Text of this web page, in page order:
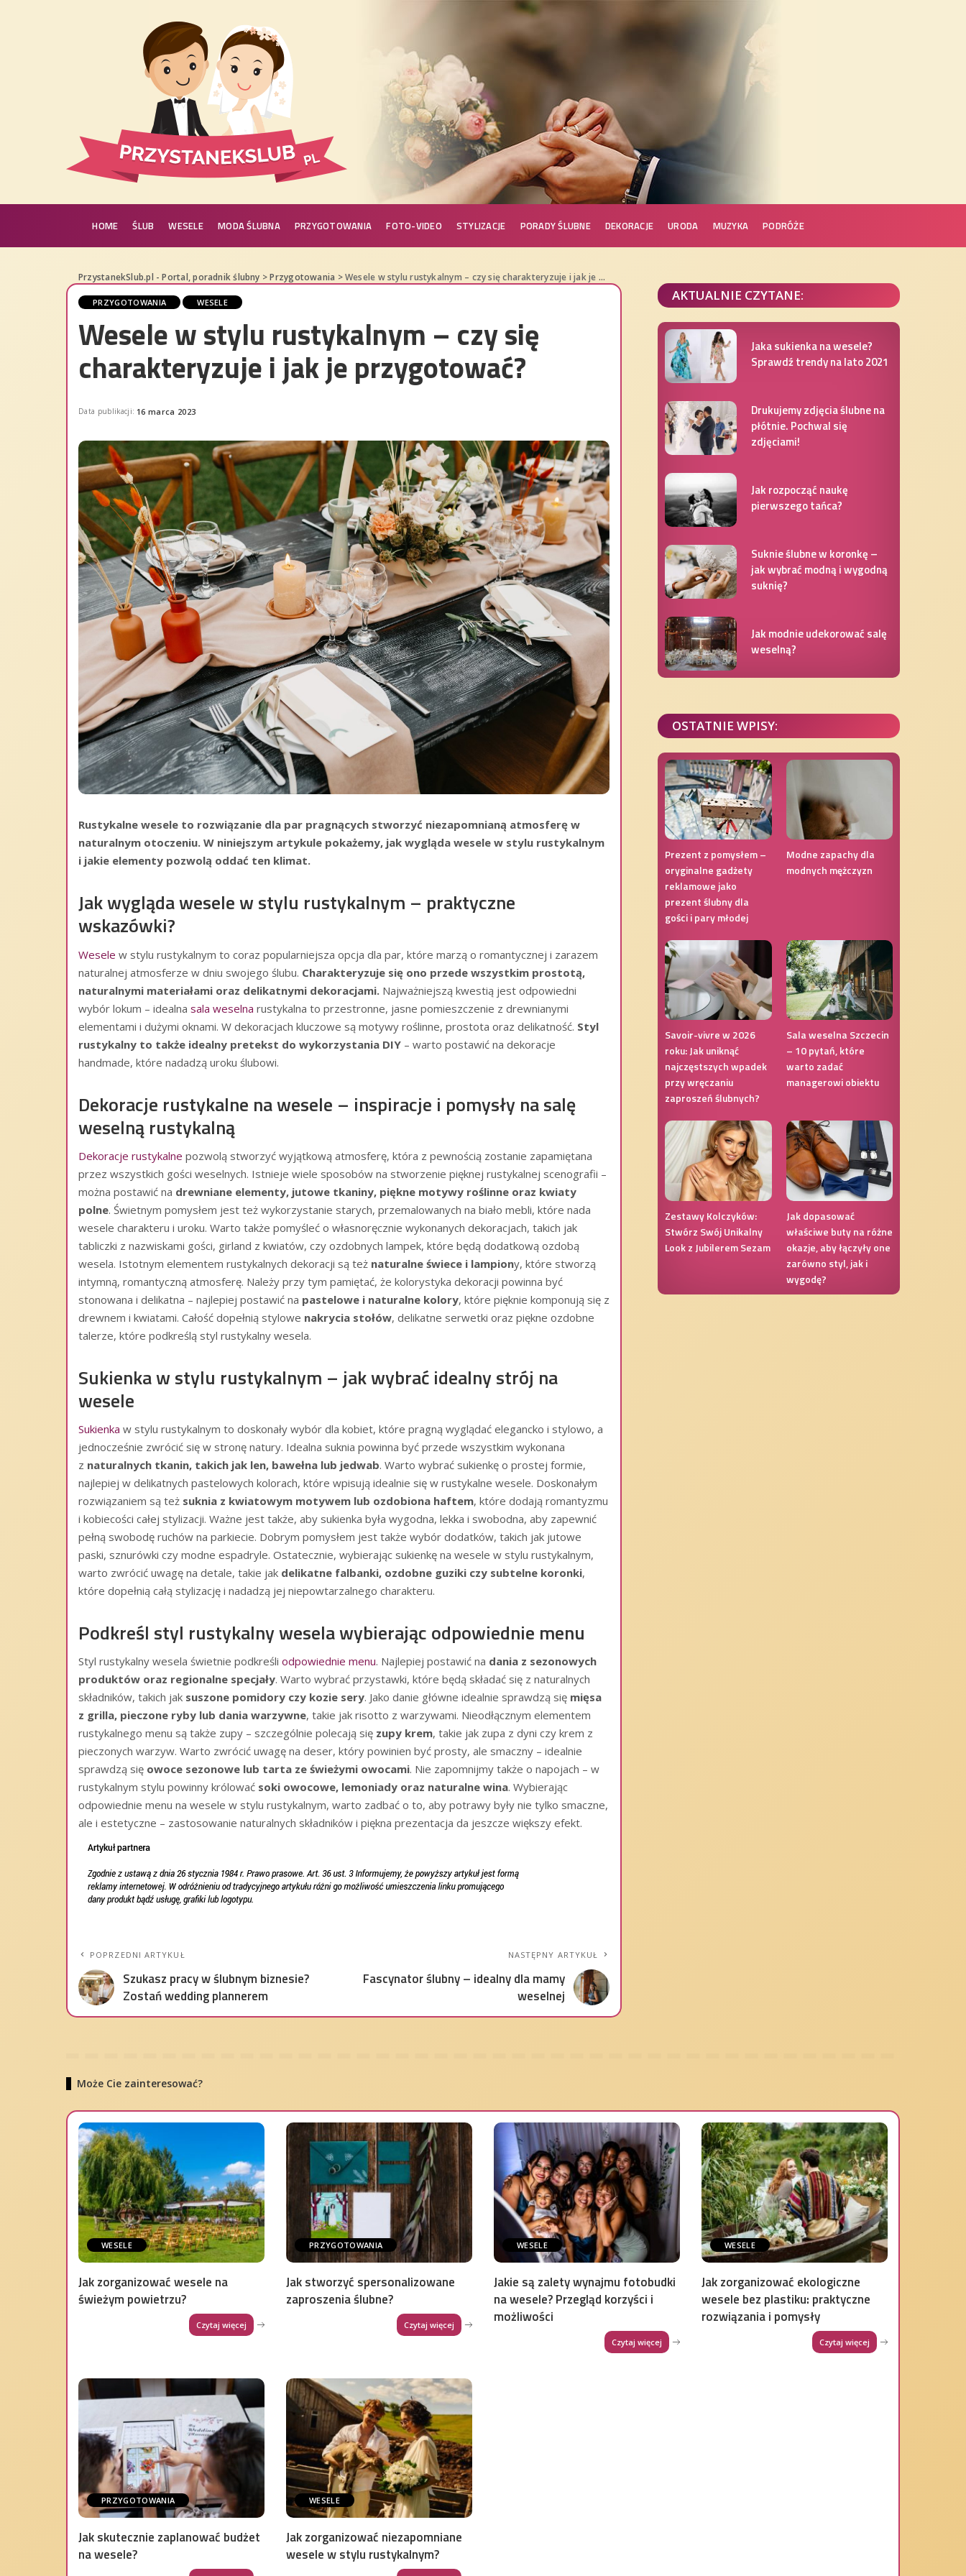
HOME ŚLUB WESELE MODA ŚLUBNA PRZYGOTOWANIA FOTO-VIDEO STYLIZACJE PORADY ŚLUBNE DEKORACJE URODA MUZYKA PODRÓŻE
PrzystanekSlub.pl - Portal, poradnik ślubny >Przygotowania >Wesele w stylu rustykalnym – czy się charakteryzuje i jak je przygotować?
PRZYGOTOWANIA WESELE
Wesele w stylu rustykalnym – czy się
charakteryzuje i jak je przygotować?
Data publikacji: 16 marca 2023
Rustykalne wesele to rozwiązanie dla par pragnących stworzyć niezapomnianą atmosferę w
naturalnym otoczeniu. W niniejszym artykule pokażemy, jak wygląda wesele w stylu rustykalnym
i jakie elementy pozwolą oddać ten klimat.
Jak wygląda wesele w stylu rustykalnym – praktyczne
wskazówki?
Wesele w stylu rustykalnym to coraz popularniejsza opcja dla par, które marzą o romantycznej i zarazem
naturalnej atmosferze w dniu swojego ślubu. Charakteryzuje się ono przede wszystkim prostotą,
naturalnymi materiałami oraz delikatnymi dekoracjami. Najważniejszą kwestią jest odpowiedni
wybór lokum – idealna sala weselna rustykalna to przestronne, jasne pomieszczenie z drewnianymi
elementami i dużymi oknami. W dekoracjach kluczowe są motywy roślinne, prostota oraz delikatność. Styl
rustykalny to także idealny pretekst do wykorzystania DIY – warto postawić na dekoracje
handmade, które nadadzą uroku ślubowi.
Dekoracje rustykalne na wesele – inspiracje i pomysły na salę
weselną rustykalną
Dekoracje rustykalne pozwolą stworzyć wyjątkową atmosferę, która z pewnością zostanie zapamiętana
przez wszystkich gości weselnych. Istnieje wiele sposobów na stworzenie pięknej rustykalnej scenografii –
można postawić na drewniane elementy, jutowe tkaniny, piękne motywy roślinne oraz kwiaty
polne. Świetnym pomysłem jest też wykorzystanie starych, przemalowanych na biało mebli, które nada
wesele charakteru i uroku. Warto także pomyśleć o własnoręcznie wykonanych dekoracjach, takich jak
tabliczki z nazwiskami gości, girland z kwiatów, czy ozdobnych lampek, które będą dodatkową ozdobą
wesela. Istotnym elementem rustykalnych dekoracji są też naturalne świece i lampiony, które stworzą
intymną, romantyczną atmosferę. Należy przy tym pamiętać, że kolorystyka dekoracji powinna być
stonowana i delikatna – najlepiej postawić na pastelowe i naturalne kolory, które pięknie komponują się z
drewnem i kwiatami. Całość dopełnią stylowe nakrycia stołów, delikatne serwetki oraz piękne ozdobne
talerze, które podkreślą styl rustykalny wesela.
Sukienka w stylu rustykalnym – jak wybrać idealny strój na
wesele
Sukienka w stylu rustykalnym to doskonały wybór dla kobiet, które pragną wyglądać elegancko i stylowo, a
jednocześnie zwrócić się w stronę natury. Idealna suknia powinna być przede wszystkim wykonana
z naturalnych tkanin, takich jak len, bawełna lub jedwab. Warto wybrać sukienkę o prostej formie,
najlepiej w delikatnych pastelowych kolorach, które wpisują idealnie się w rustykalne wesele. Doskonałym
rozwiązaniem są też suknia z kwiatowym motywem lub ozdobiona haftem, które dodają romantyzmu
i kobiecości całej stylizacji. Ważne jest także, aby sukienka była wygodna, lekka i swobodna, aby zapewnić
pełną swobodę ruchów na parkiecie. Dobrym pomysłem jest także wybór dodatków, takich jak jutowe
paski, sznurówki czy modne espadryle. Ostatecznie, wybierając sukienkę na wesele w stylu rustykalnym,
warto zwrócić uwagę na detale, takie jak delikatne falbanki, ozdobne guziki czy subtelne koronki,
które dopełnią całą stylizację i nadadzą jej niepowtarzalnego charakteru.
Podkreśl styl rustykalny wesela wybierając odpowiednie menu
Styl rustykalny wesela świetnie podkreśli odpowiednie menu. Najlepiej postawić na dania z sezonowych
produktów oraz regionalne specjały. Warto wybrać przystawki, które będą składać się z naturalnych
składników, takich jak suszone pomidory czy kozie sery. Jako danie główne idealnie sprawdzą się mięsa
z grilla, pieczone ryby lub dania warzywne, takie jak risotto z warzywami. Nieodłącznym elementem
rustykalnego menu są także zupy – szczególnie polecają się zupy krem, takie jak zupa z dyni czy krem z
pieczonych warzyw. Warto zwrócić uwagę na deser, który powinien być prosty, ale smaczny – idealnie
sprawdzą się owoce sezonowe lub tarta ze świeżymi owocami. Nie zapomnijmy także o napojach – w
rustykalnym stylu powinny królować soki owocowe, lemoniady oraz naturalne wina. Wybierając
odpowiednie menu na wesele w stylu rustykalnym, warto zadbać o to, aby potrawy były nie tylko smaczne,
ale i estetyczne – zastosowanie naturalnych składników i piękna prezentacja da jeszcze większy efekt.
POPRZEDNI ARTYKUŁ
Szukasz pracy w ślubnym biznesie?
Zostań wedding plannerem
NASTĘPNY ARTYKUŁ
Fascynator ślubny – idealny dla mamy
weselnej
AKTUALNIE CZYTANE:
Jaka sukienka na wesele?
Sprawdź trendy na lato 2021
Drukujemy zdjęcia ślubne na
płótnie. Pochwal się
zdjęciami!
Jak rozpocząć naukę
pierwszego tańca?
Suknie ślubne w koronkę –
jak wybrać modną i wygodną
suknię?
Jak modnie udekorować salę
weselną?
OSTATNIE WPISY:
Prezent z pomysłem –
oryginalne gadżety
reklamowe jako
prezent ślubny dla
gości i pary młodej
Modne zapachy dla
modnych mężczyzn
Savoir-vivre w 2026
roku: Jak uniknąć
najczęstszych wpadek
przy wręczaniu
zaproszeń ślubnych?
Sala weselna Szczecin
– 10 pytań, które
warto zadać
managerowi obiektu
Zestawy Kolczyków:
Stwórz Swój Unikalny
Look z Jubilerem Sezam
Jak dopasować
właściwe buty na różne
okazje, aby łączyły one
zarówno styl, jak i
wygodę?
Może Cie zainteresować?
WESELE
Jak zorganizować wesele na
świeżym powietrzu?
Czytaj więcej
PRZYGOTOWANIA
Jak stworzyć spersonalizowane
zaproszenia ślubne?
Czytaj więcej
WESELE
Jakie są zalety wynajmu fotobudki
na wesele? Przegląd korzyści i
możliwości
Czytaj więcej
WESELE
Jak zorganizować ekologiczne
wesele bez plastiku: praktyczne
rozwiązania i pomysły
Czytaj więcej
PRZYGOTOWANIA
Jak skutecznie zaplanować budżet
na wesele?
WESELE
Jak zorganizować niezapomniane
wesele w stylu rustykalnym?